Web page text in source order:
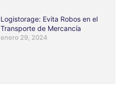
Logistorage: Evita Robos en el
Transporte de Mercancía
enero 29, 2024